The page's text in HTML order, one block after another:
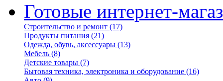
Готовые интернет-
Строительство и ремонт (17)
Продукты питания (21)
Одежда, обувь, аксессуары (13)
Мебель (8)
Детские товары (7)
Бытовая техника, электроника и оборудование (16)